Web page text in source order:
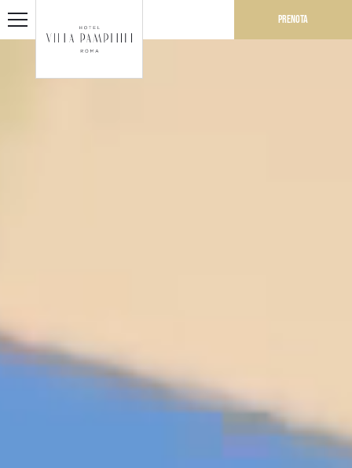
Prenota